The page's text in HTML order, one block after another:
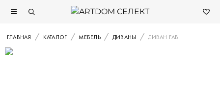
ГЛАВНАЯ КАТАЛОГ МЕБЕЛЬ ДИВАНЫ ДИВАН FABI